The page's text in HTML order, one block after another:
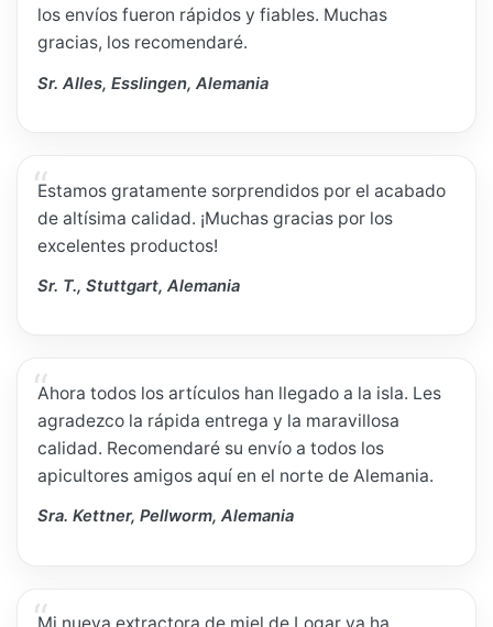
los envíos fueron rápidos y fiables. Muchas
gracias, los recomendaré.
Sr. Alles, Esslingen, Alemania
Estamos gratamente sorprendidos por el acabado
de altísima calidad. ¡Muchas gracias por los
excelentes productos!
Sr. T., Stuttgart, Alemania
Ahora todos los artículos han llegado a la isla. Les
agradezco la rápida entrega y la maravillosa
calidad. Recomendaré su envío a todos los
apicultores amigos aquí en el norte de Alemania.
Sra. Kettner, Pellworm, Alemania